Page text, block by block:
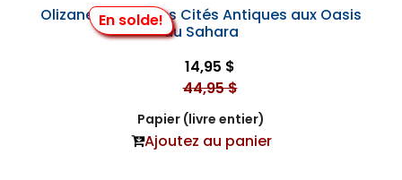
En solde!
Olizane Libye - des Cités Antiques aux Oasis
du Sahara
14,95 $
44,95 $
Papier (livre entier)
Ajoutez au panier